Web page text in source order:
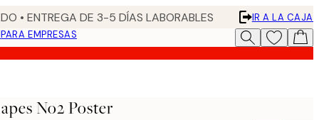
• ENTREGA DE 3-5 DÍAS LABORABLES
IR A LA CAJA
PARA EMPRESAS
No2 Poster